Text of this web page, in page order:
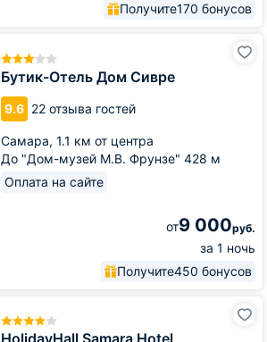
Получите170 бонусов
Бутик-Отель Дом Сивре
9.6 22 отзыва гостей
Самара, 1.1 км от центра
До "Дом-музей М.В. Фрунзе" 428 м
Оплата на сайте
от9 000руб.
за 1 ночь
Получите450 бонусов
HolidayHall Samara Hotel